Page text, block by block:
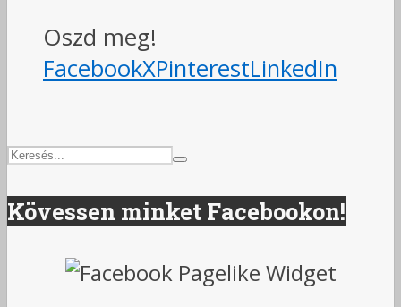
Oszd meg!
FacebookXPinterestLinkedIn
Kövessen minket Facebookon!